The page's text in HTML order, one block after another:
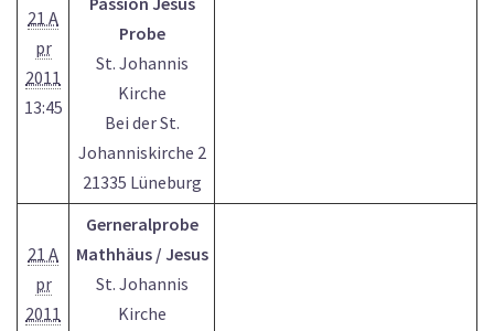
21 A
pr
2011
13:45
Probe
St. Johannis
Kirche
Bei der St.
Johanniskirche 2
21335 Lüneburg
21 A
pr
2011
Gerneralprobe
Mathhäus / Jesus
St. Johannis
Kirche